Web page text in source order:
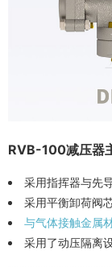
RVB-100减压器
采用指挥器与先
采用平衡卸荷阀
与气体接触金属
采用了动压隔离